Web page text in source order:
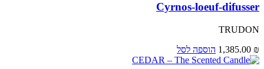
Cyrnos-loeuf-difusser
TRUDON
1,385.00 ₪ הוספה לסל